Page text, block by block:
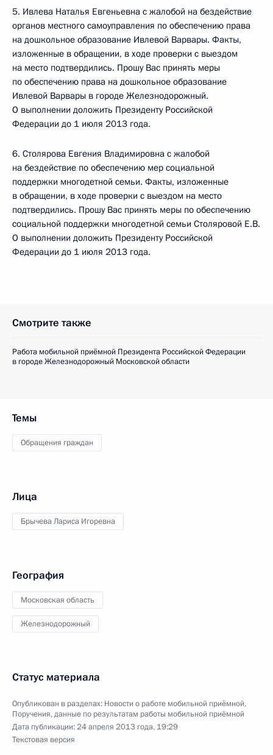
5. Ивлева Наталья Евгеньевна с жалобой на бездействие
органов местного самоуправления по обеспечению права
на дошкольное образование Ивлевой Варвары. Факты,
изложенные в обращении, в ходе проверки с выездом
на место подтвердились. Прошу Вас принять меры
по обеспечению права на дошкольное образование
Ивлевой Варвары в городе Железнодорожный.
О выполнении доложить Президенту Российской
Федерации до 1 июля 2013 года.
6. Столярова Евгения Владимировна с жалобой
на бездействие по обеспечению мер социальной
поддержки многодетной семьи. Факты, изложенные
в обращении, в ходе проверки с выездом на место
подтвердились. Прошу Вас принять меры по обеспечению
социальной поддержки многодетной семьи Столяровой Е.В.
О выполнении доложить Президенту Российской
Федерации до 1 июля 2013 года.
Смотрите также
Работа мобильной приёмной Президента Российской Федерации
в городе Железнодорожный Московской области
Темы
Обращения граждан
Лица
Брычева Лариса Игоревна
География
Московская область
Железнодорожный
Статус материала
Опубликован в разделах: Новости о работе мобильной приёмной,
Поручения, данные по результатам работы мобильной приёмной
Дата публикации:24 апреля 2013 года, 19:29
Текстовая версия